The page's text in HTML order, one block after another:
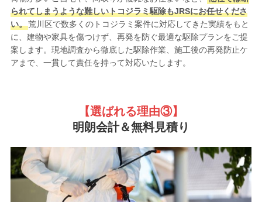
られてしまうような難しいトコジラミ駆除もJRSにお任せくださ
い。荒川区で数多くのトコジラミ案件に対応してきた実績をもと
に、建物や家具を傷つけず、再発を防ぐ最適な駆除プランをご提
案します。現地調査から徹底した駆除作業、施工後の再発防止ケ
アまで、一貫して責任を持って対応いたします。
【選ばれる理由③】
明朗会計＆無料見積り